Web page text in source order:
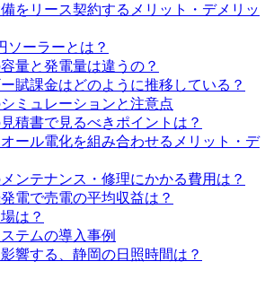
をリース契約するメリット・デメリッ
ソーラーとは？
量と発電量は違うの？
賦課金はどのように推移している？
ミュレーションと注意点
積書で見るべきポイントは？
ール電化を組み合わせるメリット・デ
ンテナンス・修理にかかる費用は？
電で売電の平均収益は？
は？
テムの導入事例
響する、静岡の日照時間は？